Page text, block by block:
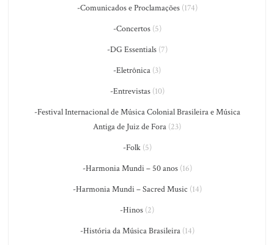
-Comunicados e Proclamações(174)
-Concertos(5)
-DG Essentials(7)
-Eletrônica (3)
-Entrevistas(10)
-Festival Internacional de Música Colonial Brasileira e Música
Antiga de Juiz de Fora (23)
-Folk(5)
-Harmonia Mundi – 50 anos(16)
-Harmonia Mundi – Sacred Music (14)
-Hinos (2)
-História da Música Brasileira(14)